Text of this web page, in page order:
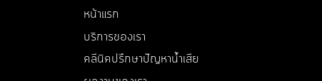
หน้าแรก
บริการของเรา
คลีนิคปรึกษาปัญหาน้ำเสีย